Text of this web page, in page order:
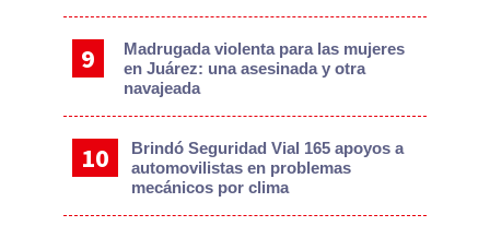
Madrugada violenta para las mujeres
en Juárez: una asesinada y otra
navajeada
Brindó Seguridad Vial 165 apoyos a
automovilistas en problemas
mecánicos por clima